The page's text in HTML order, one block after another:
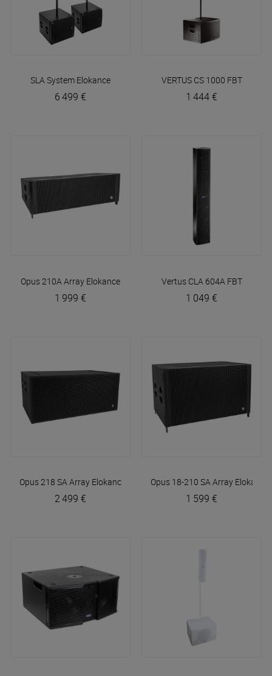
SLA System Elokance
6 499 €
VERTUS CS 1000 FBT
1 444 €
Opus 210A Array Elokance
1 999 €
Vertus CLA 604A FBT
1 049 €
Opus 218 SA Array Elokance
2 499 €
Opus 18-210 SA Array Elokance
1 599 €